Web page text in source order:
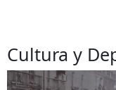
Cultura y